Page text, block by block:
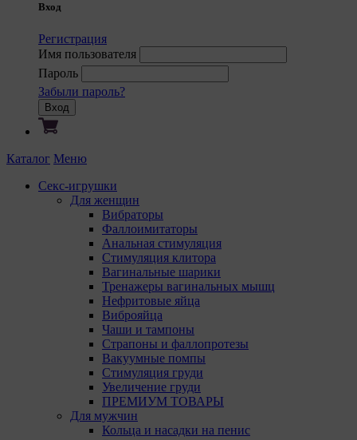
Вход
Регистрация
Имя пользователя
Пароль
Забыли пароль?
Вход
Каталог Меню
Секс-игрушки
Для женщин
Вибраторы
Фаллоимитаторы
Анальная стимуляция
Стимуляция клитора
Вагинальные шарики
Тренажеры вагинальных мышц
Нефритовые яйца
Виброяйца
Чаши и тампоны
Страпоны и фаллопротезы
Вакуумные помпы
Стимуляция груди
Увеличение груди
ПРЕМИУМ ТОВАРЫ
Для мужчин
Кольца и насадки на пенис